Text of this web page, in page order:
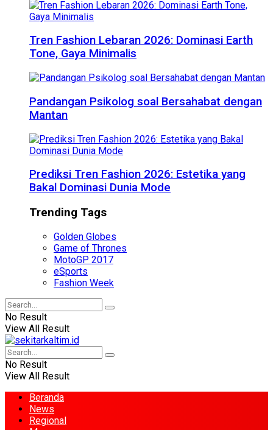
Tren Fashion Lebaran 2026: Dominasi Earth
Tone, Gaya Minimalis
Pandangan Psikolog soal Bersahabat dengan
Mantan
Prediksi Tren Fashion 2026: Estetika yang
Bakal Dominasi Dunia Mode
Trending Tags
Golden Globes
Game of Thrones
MotoGP 2017
eSports
Fashion Week
No Result
View All Result
No Result
View All Result
Beranda
News
Regional